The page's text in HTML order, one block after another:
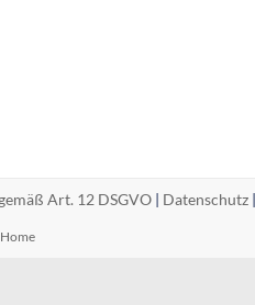
Art. 12 DSGVO | Datenschutz
Home